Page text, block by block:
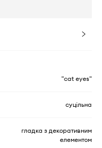
"cat eyes"
суцільна
гладка з декоративним
елементом